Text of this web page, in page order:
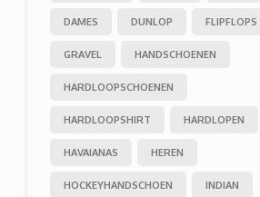
DAMES DUNLOP FLIPFLOPS
GRAVEL HANDSCHOENEN
HARDLOOPSCHOENEN
HARDLOOPSHIRT HARDLOPEN
HAVAIANAS HEREN
HOCKEYHANDSCHOEN INDIAN